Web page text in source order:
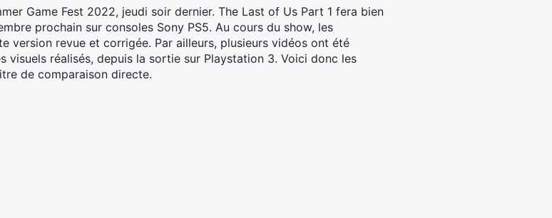
Game Fest 2022, jeudi soir dernier. The Last of Us Part 1 fera bien
prochain sur consoles Sony PS5. Au cours du show, les
version revue et corrigée. Par ailleurs, plusieurs vidéos ont été
réalisés, depuis la sortie sur Playstation 3. Voici donc les
de comparaison directe.